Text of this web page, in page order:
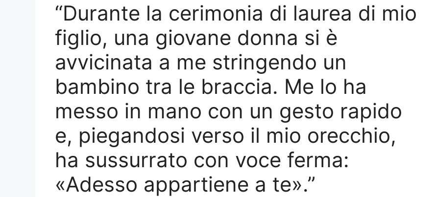
“Durante la cerimonia di laurea di mio
figlio, una giovane donna si è
avvicinata a me stringendo un
bambino tra le braccia. Me lo ha
messo in mano con un gesto rapido
e, piegandosi verso il mio orecchio,
ha sussurrato con voce ferma:
«Adesso appartiene a te».”